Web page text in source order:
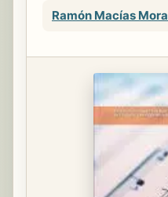
Ramón Macías Mora